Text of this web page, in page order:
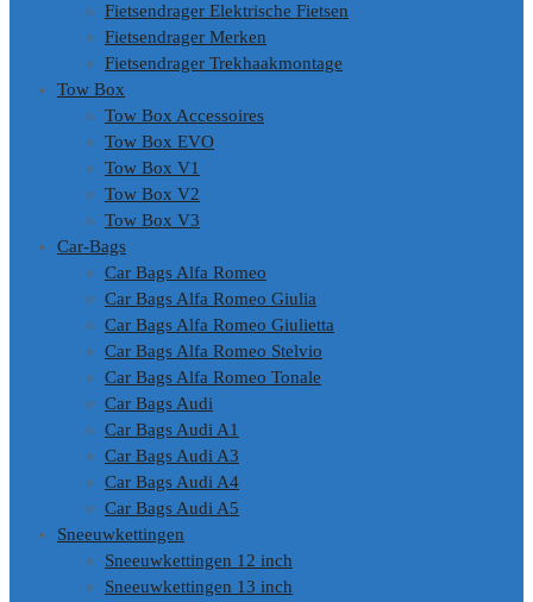
Fietsendrager Elektrische Fietsen
Fietsendrager Merken
Fietsendrager Trekhaakmontage
Tow Box
Tow Box Accessoires
Tow Box EVO
Tow Box V1
Tow Box V2
Tow Box V3
Car-Bags
Car Bags Alfa Romeo
Car Bags Alfa Romeo Giulia
Car Bags Alfa Romeo Giulietta
Car Bags Alfa Romeo Stelvio
Car Bags Alfa Romeo Tonale
Car Bags Audi
Car Bags Audi A1
Car Bags Audi A3
Car Bags Audi A4
Car Bags Audi A5
Sneeuwkettingen
Sneeuwkettingen 12 inch
Sneeuwkettingen 13 inch